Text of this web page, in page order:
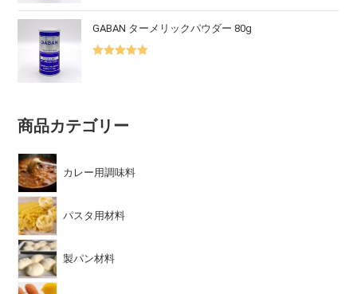
GABAN ターメリックパウダー 80g
商品カテゴリー
カレー用調味料
パスタ用材料
製パン材料